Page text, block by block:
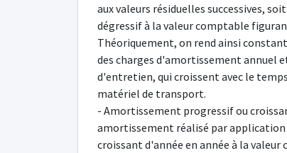
aux valeurs résiduelles successives,
dégressif à la valeur comptable
Théoriquement, on rend ainsi
des charges d'amortissement annuel
d'entretien, qui croissent avec le
matériel de transport.
- Amortissement progressif ou
amortissement réalisé par application
croissant d'année en année à la valeur